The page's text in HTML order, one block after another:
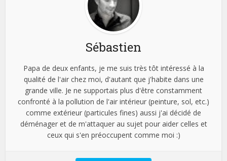
Sébastien
Papa de deux enfants, je me suis très tôt intéressé à la
qualité de l'air chez moi, d'autant que j'habite dans une
grande ville. Je ne supportais plus d'être constamment
confronté à la pollution de l'air intérieur (peinture, sol, etc.)
comme extérieur (particules fines) aussi j'ai décidé de
déménager et de m'attaquer au sujet pour aider celles et
ceux qui s'en préoccupent comme moi :)